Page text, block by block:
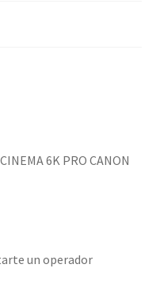
6K PRO CANON
un operador